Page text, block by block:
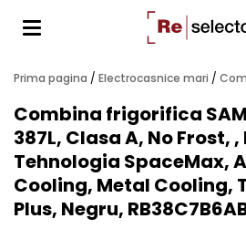
Prima pagina / Electrocasnice mari /
Combina frigorifica
387L, Clasa A, No Frost, ,
Tehnologia SpaceMax,
Cooling, Metal Cooling,
Plus, Negru,